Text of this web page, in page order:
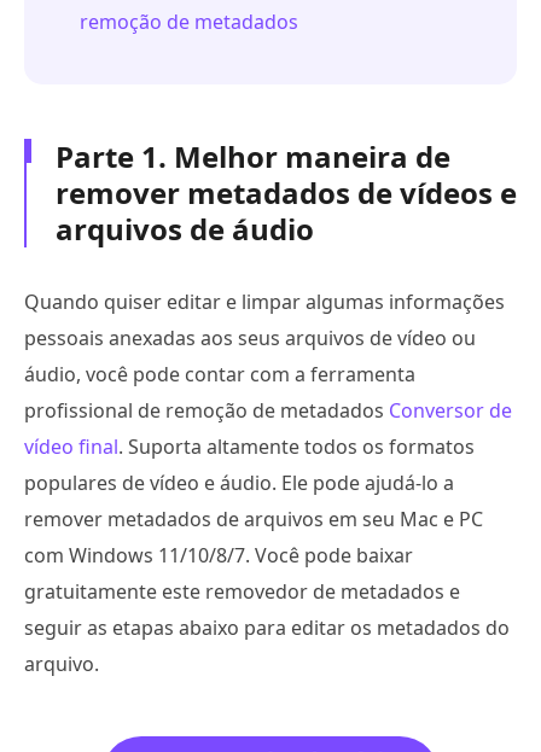
remoção de metadados
Parte 1. Melhor maneira de
remover metadados de vídeos e
arquivos de áudio
Quando quiser editar e limpar algumas informações
pessoais anexadas aos seus arquivos de vídeo ou
áudio, você pode contar com a ferramenta
profissional de remoção de metadados Conversor de
vídeo final. Suporta altamente todos os formatos
populares de vídeo e áudio. Ele pode ajudá-lo a
remover metadados de arquivos em seu Mac e PC
com Windows 11/10/8/7. Você pode baixar
gratuitamente este removedor de metadados e
seguir as etapas abaixo para editar os metadados do
arquivo.